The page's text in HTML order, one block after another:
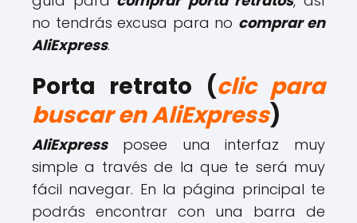
no tendrás excusa para no comprar en
AliExpress.
Porta retrato (clic para
buscar en AliExpress)
AliExpressposee una interfaz muy
simple a través de la que te será muy
fácil navegar. En la página principal te
podrás encontrar con una barra de